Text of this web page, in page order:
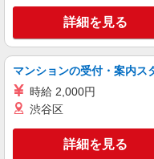
21日＝
愛知
県）駅、
『金山駅
キープ
派遣社員
パーソルテンプスタッフ株
（医療）/26-0513298
詳細を見る
マンションの受付・案内ス
時給 2,000円
渋谷区
詳細を見る